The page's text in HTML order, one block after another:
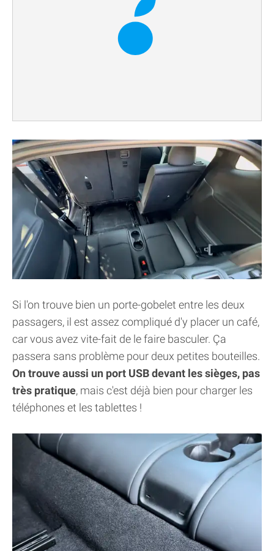
Si l'on trouve bien un porte-gobelet entre les deux
passagers, il est assez compliqué d'y placer un café,
car vous avez vite-fait de le faire basculer. Ça
passera sans problème pour deux petites bouteilles.
On trouve aussi un port USB devant les sièges, pas
très pratique, mais c'est déjà bien pour charger les
téléphones et les tablettes !